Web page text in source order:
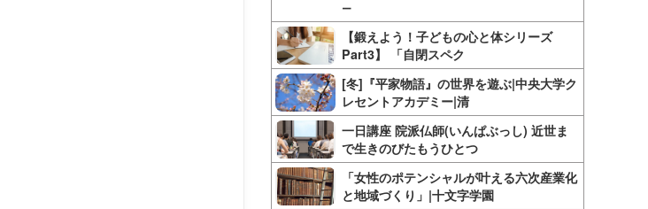
ー
【鍛えよう！子どもの心と体シリーズ
Part3】 「自閉スペク
[冬]『平家物語』の世界を遊ぶ|中央大学ク
レセントアカデミー|清
一日講座 院派仏師(いんぱぶっし) 近世ま
で生きのびたもうひとつ
「女性のポテンシャルが叶える六次産業化
と地域づくり」|十文字学園